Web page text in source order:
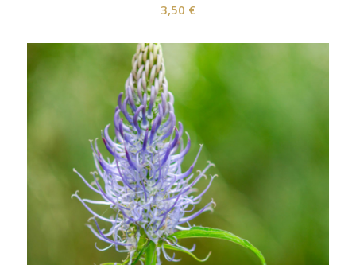
3,50 €